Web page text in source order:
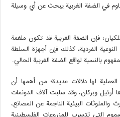
في الضفة الغربية يبحث عن أي وسيلة
فإن الضفة الغربية قد تكون ملغمة
الفردية، كذلك فإن أجهزة السلطة
بالنسبة لواقع الضفة الغربية الحالي.
لها دلالات عديدة؛ من أهمها أن
أرئيل وبركان، وقد سلبت آلاف الدونمات
البيئية الناجمة عن المصانع،
التي تتسرب للمزروعات الفلسطينية